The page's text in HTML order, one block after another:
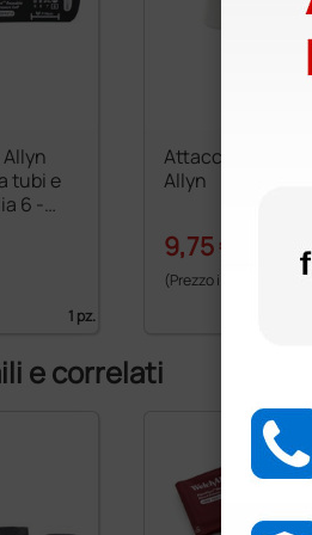
tubi e
6 -
1 pz.
Attacco Flexiport
Allyn
9,75 €
(Prezzo i.e.)
e correlati